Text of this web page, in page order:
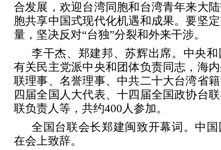
合发展，欢迎台湾同胞和台湾青年来大
胞共享中国式现代化机遇和成果。要坚
量，坚决反对“台独”分裂和外来干涉。
李干杰、郑建邦、苏辉出席。中央
有关民主党派中央和团体负责同志，海
联理事、名誉理事、中共二十大台湾省
四届全国人大代表、十四届全国政协台
联负责人等，共约400人参加。
全国台联会长郑建闽致开幕词。中
在会上致辞。